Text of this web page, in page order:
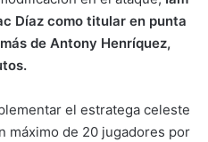
Díaz como titular en punta
de Antony Henríquez,
el estratega celeste
máximo de 20 jugadores por